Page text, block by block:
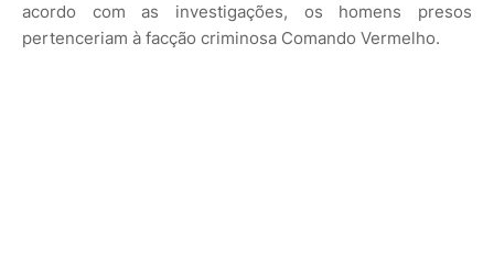
acordo com as investigações, os homens presos
pertenceriam à facção criminosa Comando Vermelho.